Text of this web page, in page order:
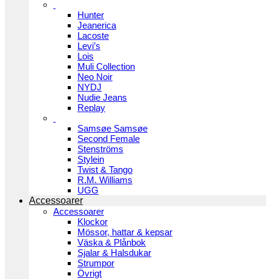
Hunter
Jeanerica
Lacoste
Levi’s
Lois
Muli Collection
Neo Noir
NYDJ
Nudie Jeans
Replay
Samsøe Samsøe
Second Female
Stenströms
Stylein
Twist & Tango
R.M. Williams
UGG
Accessoarer
Accessoarer
Klockor
Mössor, hattar & kepsar
Väska & Plånbok
Sjalar & Halsdukar
Strumpor
Övrigt